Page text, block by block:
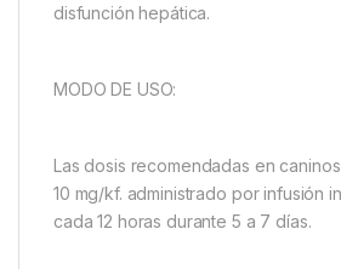
disfunción hepática.
MODO DE USO:
Las dosis recomendadas en
10 mg/kf. administrado por infusión
cada 12 horas durante 5 a 7 días.